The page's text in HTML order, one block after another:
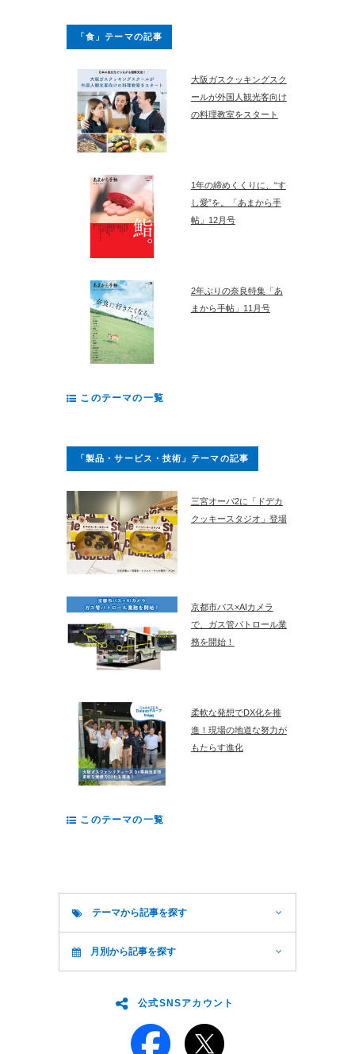
「食」テーマの記事
大阪ガスクッキングスク
ールが外国人観光客向け
の料理教室をスタート
1年の締めくくりに、“す
し愛”を。「あまから手
帖」12月号
2年ぶりの奈良特集「あ
まから手帖」11月号
このテーマの一覧
「製品・サービス・技術」テーマの記事
三宮オーパ2に「ドデカ
クッキースタジオ」登場
京都市バス×AIカメラ
で、ガス管パトロール業
務を開始！
柔軟な発想でDX化を推
進！現場の地道な努力が
もたらす進化
このテーマの一覧
テーマから記事を探す
月別から記事を探す
公式SNSアカウント